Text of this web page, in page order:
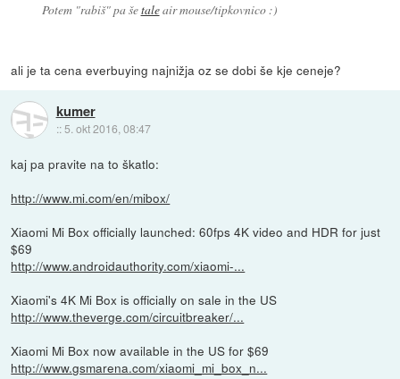
Potem "rabiš" pa šetaleair mouse/tipkovnico :)
ali je ta cena everbuying najnižja oz se dobi še kje ceneje?
kumer
:: 5. okt 2016, 08:47
kaj pa pravite na to škatlo:
http://www.mi.com/en/mibox/
Xiaomi Mi Box officially launched: 60fps 4K video and HDR for just
$69
http://www.androidauthority.com/xiaomi-...
Xiaomi's 4K Mi Box is officially on sale in the US
http://www.theverge.com/circuitbreaker/...
Xiaomi Mi Box now available in the US for $69
http://www.gsmarena.com/xiaomi_mi_box_n...